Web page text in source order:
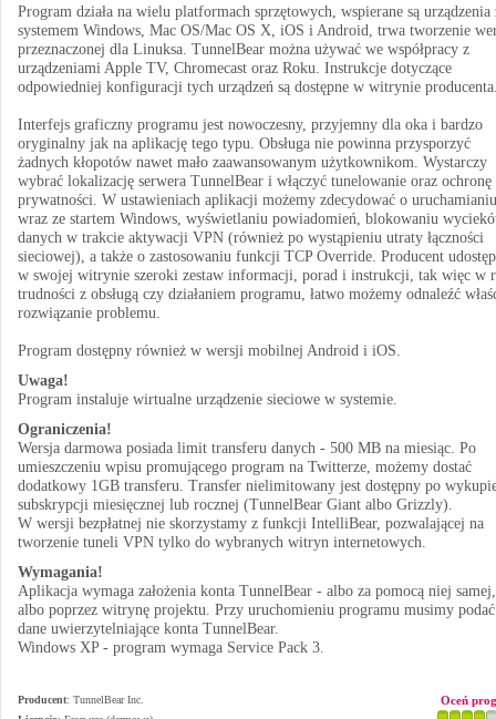
Program działa na wielu platformach sprzętowych, wspierane są urządzenia
systemem Windows, Mac OS/Mac OS X, iOS i Android, trwa tworzenie
przeznaczonej dla Linuksa. TunnelBear można używać we współpracy z
urządzeniami Apple TV, Chromecast oraz Roku. Instrukcje dotyczące
odpowiedniej konfiguracji tych urządzeń są dostępne w witrynie
Interfejs graficzny programu jest nowoczesny, przyjemny dla oka i bardzo
oryginalny jak na aplikację tego typu. Obsługa nie powinna przysporzyć
żadnych kłopotów nawet mało zaawansowanym użytkownikom. Wystarczy
wybrać lokalizację serwera TunnelBear i włączyć tunelowanie oraz ochronę
prywatności. W ustawieniach aplikacji możemy zdecydować o
wraz ze startem Windows, wyświetlaniu powiadomień, blokowaniu
danych w trakcie aktywacji VPN (również po wystąpieniu utraty łączności
sieciowej), a także o zastosowaniu funkcji TCP Override. Producent
w swojej witrynie szeroki zestaw informacji, porad i instrukcji, tak więc w
trudności z obsługą czy działaniem programu, łatwo możemy odnaleźć
rozwiązanie problemu.
Program dostępny również w wersji mobilnej Android i iOS.
Uwaga!
Program instaluje wirtualne urządzenie sieciowe w systemie.
Ograniczenia!
Wersja darmowa posiada limit transferu danych - 500 MB na miesiąc. Po
umieszczeniu wpisu promującego program na Twitterze, możemy dostać
dodatkowy 1GB transferu. Transfer nielimitowany jest dostępny po
subskrypcji miesięcznej lub rocznej (TunnelBear Giant albo Grizzly).
W wersji bezpłatnej nie skorzystamy z funkcji IntelliBear, pozwalającej na
tworzenie tuneli VPN tylko do wybranych witryn internetowych.
Wymagania!
Aplikacja wymaga założenia konta TunnelBear - albo za pomocą niej samej,
albo poprzez witrynę projektu. Przy uruchomieniu programu musimy podać
dane uwierzytelniające konta TunnelBear.
Windows XP - program wymaga Service Pack 3.
Producent: TunnelBear Inc.
Oceń